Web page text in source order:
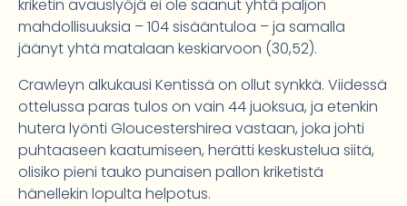
kriketin avauslyöjä ei ole saanut yhtä paljon
mahdollisuuksia – 104 sisääntuloa – ja samalla
jäänyt yhtä matalaan keskiarvoon (30,52).
Crawleyn alkukausi Kentissä on ollut synkkä. Viidessä
ottelussa paras tulos on vain 44 juoksua, ja etenkin
hutera lyönti Gloucestershirea vastaan, joka johti
puhtaaseen kaatumiseen, herätti keskustelua siitä,
olisiko pieni tauko punaisen pallon kriketistä
hänellekin lopulta helpotus.